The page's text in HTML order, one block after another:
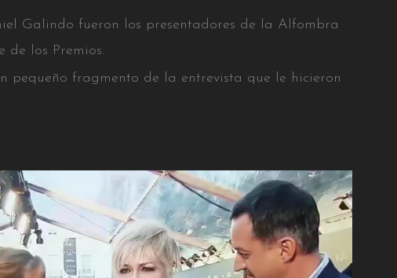
Galindo fueron los presentadores de la Alfombra
de los Premios.
pequeño fragmento de la entrevista que le hicieron